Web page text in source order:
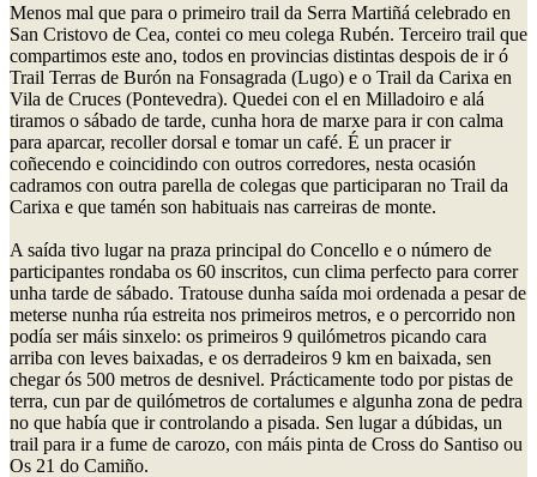
Menos mal que para o primeiro trail da Serra Martiñá celebrado en
San Cristovo de Cea, contei co meu colega Rubén. Terceiro trail que
compartimos este ano, todos en provincias distintas despois de ir ó
Trail Terras de Burón na Fonsagrada (Lugo) e o Trail da Carixa en
Vila de Cruces (Pontevedra). Quedei con el en Milladoiro e alá
tiramos o sábado de tarde, cunha hora de marxe para ir con calma
para aparcar, recoller dorsal e tomar un café. É un pracer ir
coñecendo e coincidindo con outros corredores, nesta ocasión
cadramos con outra parella de colegas que participaran no Trail da
Carixa e que tamén son habituais nas carreiras de monte.
A saída tivo lugar na praza principal do Concello e o número de
participantes rondaba os 60 inscritos, cun clima perfecto para correr
unha tarde de sábado. Tratouse dunha saída moi ordenada a pesar de
meterse nunha rúa estreita nos primeiros metros, e o percorrido non
podía ser máis sinxelo: os primeiros 9 quilómetros picando cara
arriba con leves baixadas, e os derradeiros 9 km en baixada, sen
chegar ós 500 metros de desnivel. Prácticamente todo por pistas de
terra, cun par de quilómetros de cortalumes e algunha zona de pedra
no que había que ir controlando a pisada. Sen lugar a dúbidas, un
trail para ir a fume de carozo, con máis pinta de Cross do Santiso ou
Os 21 do Camiño.